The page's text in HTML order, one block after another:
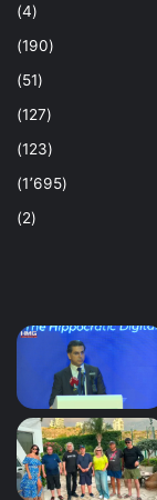
(4)
(190)
(51)
(127)
(123)
(1٬695)
(2)